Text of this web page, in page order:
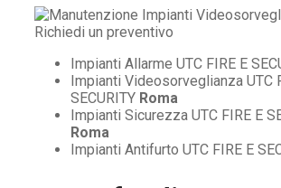
Impianti Allarme UTC FIRE E
Impianti Videosorveglianza UTC
SECURITY Roma
Impianti Sicurezza UTC FIRE E
Roma
Impianti Antifurto UTC FIRE E